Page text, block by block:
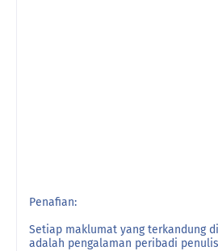
Penafian:
Setiap maklumat yang terkandung
adalah pengalaman peribadi